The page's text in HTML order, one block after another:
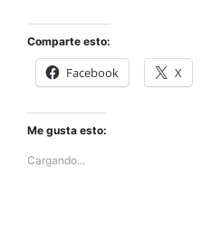
Comparte esto:
Facebook X
Me gusta esto:
Cargando...